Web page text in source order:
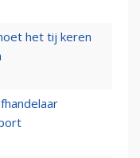
het tij keren